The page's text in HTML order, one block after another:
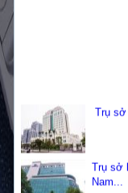
Nam...